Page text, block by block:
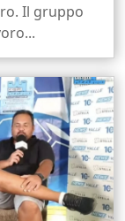
Il gruppo